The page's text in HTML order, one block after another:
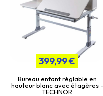
399,99 €
Bureau enfant réglable en
hauteur blanc avec étagères -
TECHNOR